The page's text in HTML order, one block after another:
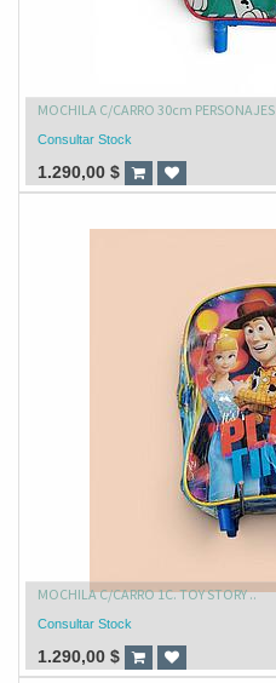
MOCHILA C/CARRO 30cm PERSONAJES
Consultar Stock
1.290,00 $
MOCHILA C/CARRO 1C. TOY STORY ..
Consultar Stock
1.290,00 $